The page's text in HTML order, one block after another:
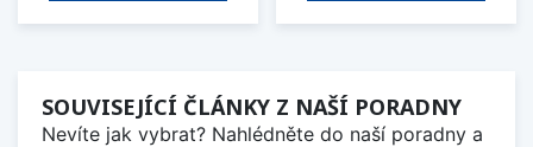
SOUVISEJÍCÍ ČLÁNKY Z NAŠÍ PORADNY
Nevíte jak vybrat? Nahlédněte do naší poradny a